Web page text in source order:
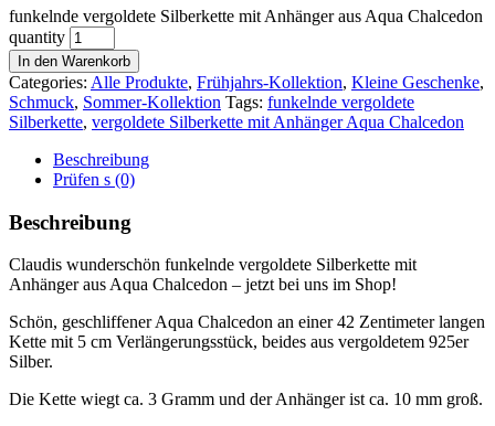
funkelnde vergoldete Silberkette mit Anhänger aus Aqua Chalcedon
quantity
In den Warenkorb
Categories: Alle Produkte, Frühjahrs-Kollektion, Kleine Geschenke,
Schmuck, Sommer-Kollektion Tags: funkelnde vergoldete
Silberkette, vergoldete Silberkette mit Anhänger Aqua Chalcedon
Beschreibung
Prüfen s (0)
Beschreibung
Claudis wunderschön funkelnde vergoldete Silberkette mit
Anhänger aus Aqua Chalcedon – jetzt bei uns im Shop!
Schön, geschliffener Aqua Chalcedon an einer 42 Zentimeter langen
Kette mit 5 cm Verlängerungsstück, beides aus vergoldetem 925er
Silber.
Die Kette wiegt ca. 3 Gramm und der Anhänger ist ca. 10 mm groß.